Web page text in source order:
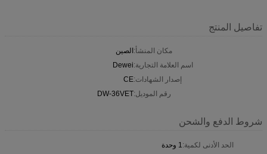
تفاصيل المنتج
مكان المنشأ:الصين
اسم العلامة التجارية:Dewei
إصدار الشهادات:CE
رقم الموديل:DW-36VET
شروط الدفع والشحن
الحد الأدنى لكمية:1 وحدة